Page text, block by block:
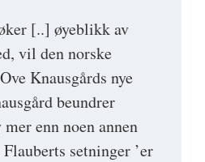
[..] øyeblikk av
vil den norske
Knausgårds nye
beundrer
enn noen annen
setninger ’er